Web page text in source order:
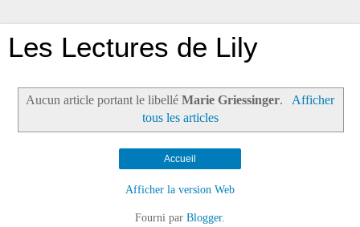
Les Lectures de Lily
Aucun article portant le libelléMarie Griessinger.
Afficher
tous les articles
Accueil
Afficher la version Web
Fourni par Blogger.